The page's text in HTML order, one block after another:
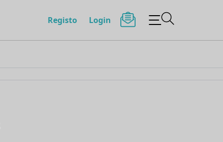
Registo Login